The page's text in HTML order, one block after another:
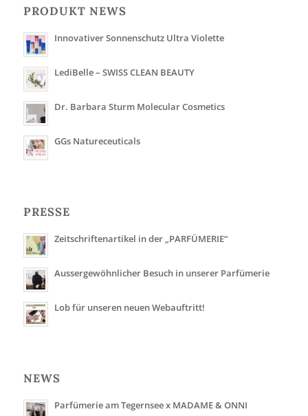
PRODUKT NEWS
Innovativer Sonnenschutz Ultra Violette
LediBelle – SWISS CLEAN BEAUTY
Dr. Barbara Sturm Molecular Cosmetics
GGs Natureceuticals
PRESSE
Zeitschriftenartikel in der „PARFÜMERIE“
Aussergewöhnlicher Besuch in unserer Parfümerie
Lob für unseren neuen Webauftritt!
NEWS
Parfümerie am Tegernsee x MADAME & ONNI